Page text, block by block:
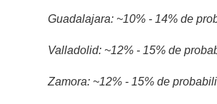
Guadalajara: ~10% - 14% de
Valladolid: ~12% - 15% de
Zamora: ~12% - 15% de